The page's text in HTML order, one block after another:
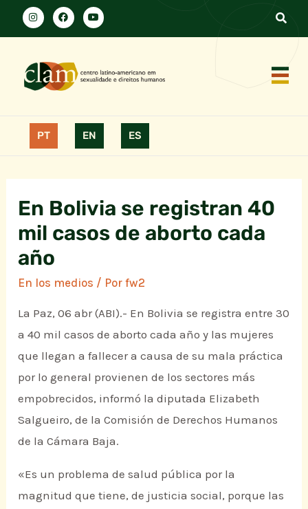
PT EN ES
En Bolivia se registran 40
mil casos de aborto cada
año
En los medios / Porfw2
La Paz, 06 abr (ABI).- En Bolivia se registra entre 30
a 40 mil casos de aborto cada año y las mujeres
que llegan a fallecer a causa de su mala práctica
por lo general provienen de los sectores más
empobrecidos, informó la diputada Elizabeth
Salgueiro, de la Comisión de Derechos Humanos
de la Cámara Baja.
«Es un problema de salud pública por la
magnitud que tiene, de justicia social, porque las